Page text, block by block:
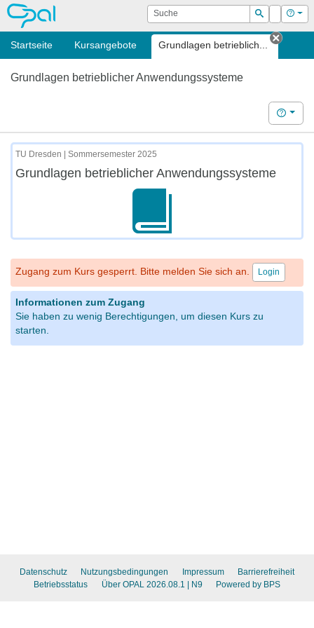
OPAL Suche
Suchen
Login Hilfe
Startseite Kursangebote Grundlagen betrieblich...
Tab
Grundlagen betrieblicher Anwendungssysteme
Hilfe
TU Dresden | Sommersemester 2025
Grundlagen betrieblicher Anwendungssysteme
Zugang zum Kurs gesperrt. Bitte melden Sie sich an. Login
Informationen zum Zugang
Sie haben zu wenig Berechtigungen, um diesen Kurs zu
starten.
Datenschutz Nutzungsbedingungen Impressum
Barrierefreiheit
Betriebsstatus
Über OPAL 2026.08.1 | N9 Powered by BPS